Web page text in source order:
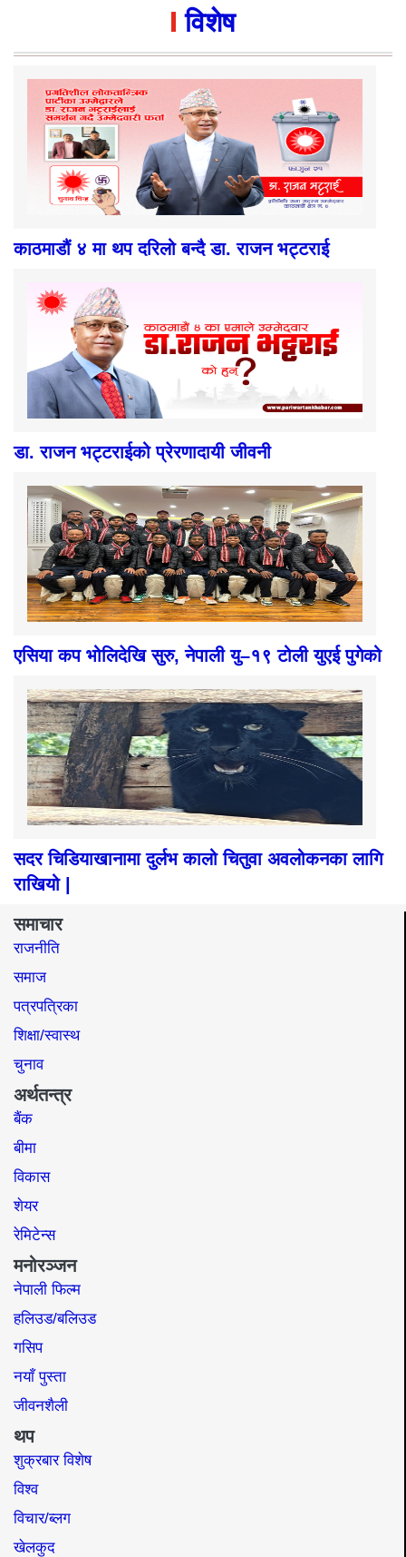
विशेष
काठमाडौं ४ मा थप दरिलो बन्दै डा. राजन भट्टराई
डा. राजन भट्टराईको प्रेरणादायी जीवनी
एसिया कप भोलिदेखि सुरु, नेपाली यु–१९ टोली युएई पुगेको
सदर चिडियाखानामा दुर्लभ कालो चितुवा अवलोकनका लागि
राखियो |
समाचार
राजनीति
समाज​
पत्रपत्रिका
शिक्षा/स्वास्थ
चुनाव
अर्थतन्त्र
बैंक
बीमा
विकास
शेयर
रेमिटेन्स
मनोरञ्जन
नेपाली फिल्म
हलिउड/बलिउड
गसिप
नयाँ पुस्ता
जीवनशैली
थप
शुक्रबार विशेष
विश्व
विचार/ब्लग
खेलकुद